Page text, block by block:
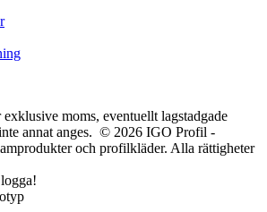
moms, eventuellt lagstadgade
annat anges. © 2026 IGO Profil -
och profilkläder. Alla rättigheter